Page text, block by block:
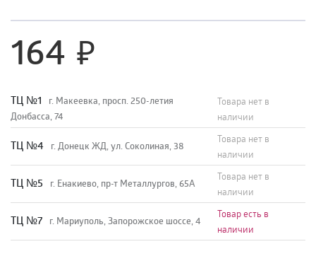
164
TЦ №1
г. Макеевка, просп. 250-летия
Донбасса, 74
Товара нет в
наличии
TЦ №4 г. Донецк ЖД, ул. Соколиная, 38
Товара нет в
наличии
TЦ №5 г. Енакиево, пр-т Металлургов, 65А
Товара нет в
наличии
ТЦ №7 г. Мариуполь, Запорожское шоссе, 4
Товар есть в
наличии